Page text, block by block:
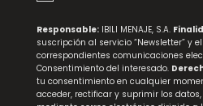
Responsable: IBILI MENAJE, S.A.
suscripción al servicio “Newsletter” y
correspondientes comunicaciones
Consentimiento del interesado.
tu consentimiento en cualquier
acceder, rectificar y suprimir los